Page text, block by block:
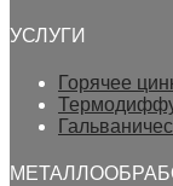
УСЛУГИ
Горячее